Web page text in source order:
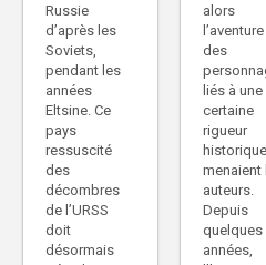
Russie
d’après les
Soviets,
pendant les
années
Eltsine. Ce
pays
ressuscité
des
décombres
de l’URSS
doit
désormais
alors
des
liés à une
certaine
rigueur
menaient
auteurs.
Depuis
quelques
années,